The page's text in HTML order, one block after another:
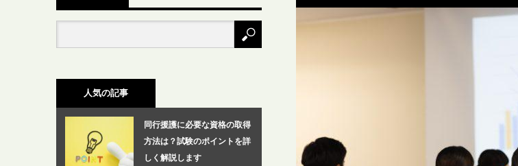
人気の記事
同行援護に必要な資格の取得
方法は？試験のポイントを詳
しく解説します